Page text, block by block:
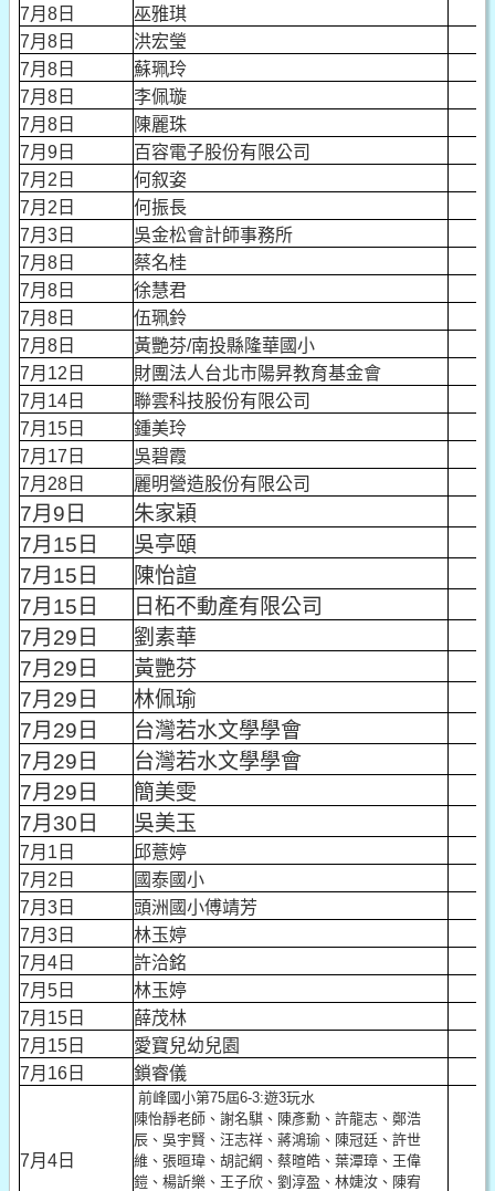
7月8日
巫雅琪
7月8日
洪宏瑩
7月8日
蘇珮玲
7月8日
李佩璇
7月8日
陳麗珠
7月9日
百容電子股份有限公司
7月2日
何叙姿
7月2日
何振長
7月3日
吳金松會計師事務所
7月8日
蔡名桂
7月8日
徐慧君
7月8日
伍珮鈴
7月8日
黃艷芬/南投縣隆華國小
7月12日
財團法人台北市陽昇教育基金會
7月14日
聯雲科技股份有限公司
7月15日
鍾美玲
7月17日
吳碧霞
7月28日
麗明營造股份有限公司
7月9日 朱家穎
7月15日 吳亭頤
7月15日 陳怡諠
7月15日 日柘不動產有限公司
7月29日 劉素華
7月29日 黃艷芬
7月29日 林佩瑜
7月29日 台灣若水文學學會
7月29日 台灣若水文學學會
7月29日 簡美雯
7月30日 吳美玉
7月1日
邱薏婷
7月2日
國泰國小
7月3日
頭洲國小傅靖芳
7月3日
林玉婷
7月4日
許洽銘
7月5日
林玉婷
7月15日
薛茂林
7月15日
愛寶兒幼兒園
7月16日
鎖睿儀
7月4日
前峰國小第75屆6-3:遊3玩水
陳怡靜老師、謝名騏、陳彥勳、許龍志、鄭浩
辰、吳宇賢、汪志祥、蔣鴻瑜、陳冠廷、許世
維、張晅瑋、胡記綱、蔡暄皓、葉潭璋、王偉
鎧、楊訢樂、王子欣、劉淳盈、林婕汝、陳宥